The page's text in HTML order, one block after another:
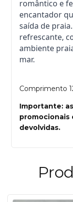
romântico e
encantador
saída de
refrescante,
ambiente
mar.
Comprimento
Importante:
promocionais
devolvidas.